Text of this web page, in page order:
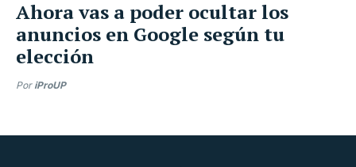
Ahora vas a poder ocultar los
anuncios en Google según tu
elección
Por iProUP